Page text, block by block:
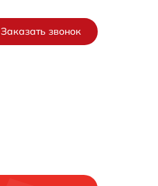
Заказать звонок